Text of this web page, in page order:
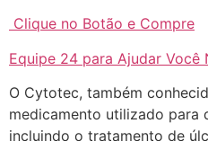
Clique no Botão e Compre
Equipe 24 para Ajudar
O Cytotec, também
medicamento utilizado para
incluindo o tratamento de
...
http://
resposta"
22/05/